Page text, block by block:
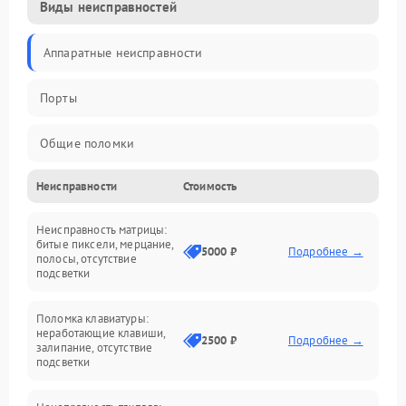
Виды неисправностей
Аппаратные неисправности
Порты
Общие поломки
Устройства
Программные ошибки
Электрические и системные сбои
Интерфейсные проблемы
Батарея
Неисправности Стоимость
Неисправность матрицы:
битые пиксели, мерцание,
полосы, отсутствие
подсветки
5000 ₽ Подробнее →
Поломка клавиатуры:
неработающие клавиши,
залипание, отсутствие
подсветки
2500 ₽ Подробнее →